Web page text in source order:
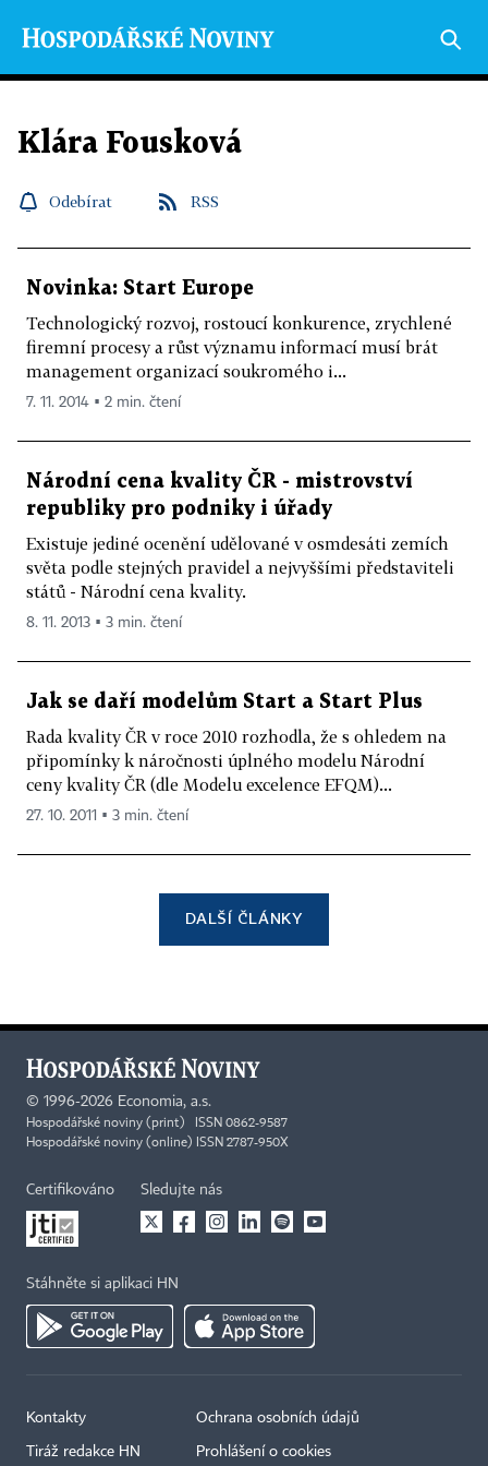
Klára Fousková
Odebírat RSS
Novinka: Start Europe
Technologický rozvoj, rostoucí konkurence, zrychlené
firemní procesy a růst významu informací musí brát
management organizací soukromého i...
7. 11. 2014 ▪ 2 min. čtení
Národní cena kvality ČR - mistrovství
republiky pro podniky i úřady
Existuje jediné ocenění udělované v osmdesáti zemích
světa podle stejných pravidel a nejvyššími představiteli
států - Národní cena kvality.
8. 11. 2013 ▪ 3 min. čtení
Jak se daří modelům Start a Start Plus
Rada kvality ČR v roce 2010 rozhodla, že s ohledem na
připomínky k náročnosti úplného modelu Národní
ceny kvality ČR (dle Modelu excelence EFQM)...
27. 10. 2011 ▪ 3 min. čtení
DALŠÍ ČLÁNKY
© 1996-2026 Economia, a.s.
Hospodářské noviny (print) ISSN 0862-9587
Hospodářské noviny (online) ISSN 2787-950X
Certifikováno Sledujte nás
Stáhněte si aplikaci HN
Kontakty
Tiráž redakce HN
Ochrana osobních údajů
Prohlášení o cookies